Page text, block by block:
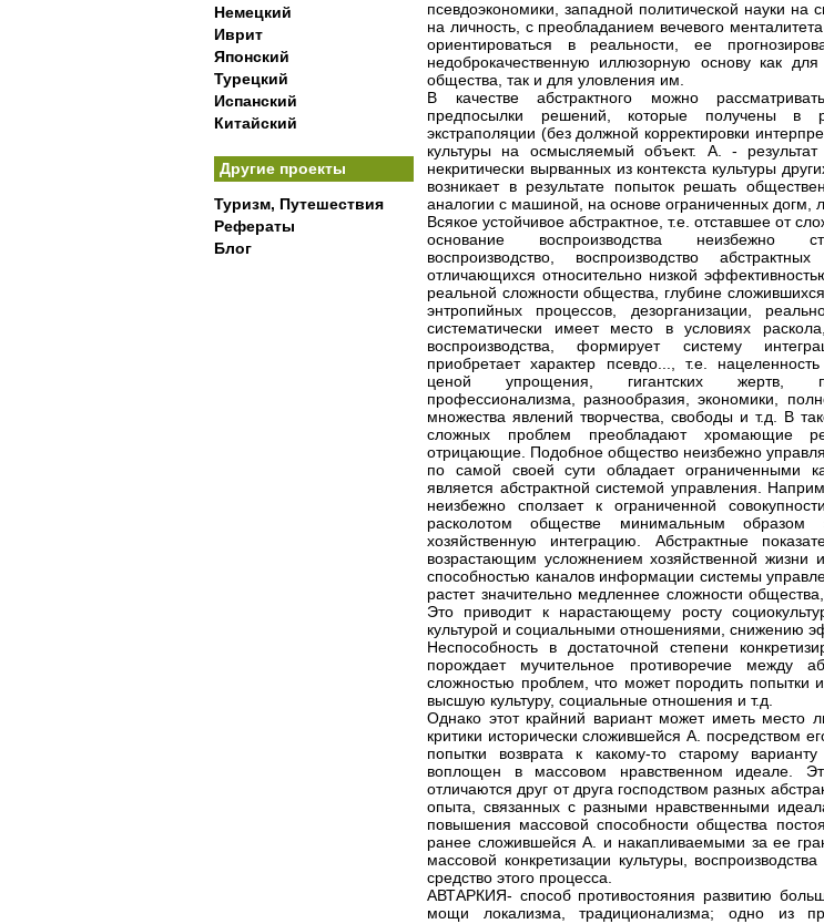
Немецкий
Иврит
Японский
Турецкий
Испанский
Китайский
Другие проекты
Туризм, Путешествия
Рефераты
Блог
псевдоэкономики, западной политической науки на
на личность, с преобладанием вечевого
ориентироваться в реальности, ее
недоброкачественную иллюзорную основу как
общества, так и для уловления им.
В качестве абстрактного можно
предпосылки решений, которые получены в
экстраполяции (без должной корректировки
культуры на осмысляемый объект. А. - результат
некритически вырванных из контекста культуры
возникает в результате попыток решать
аналогии с машиной, на основе ограниченных
Всякое устойчивое абстрактное, т.е. отставшее от
основание воспроизводства неизбежно
воспроизводство, воспроизводство
отличающихся относительно низкой
реальной сложности общества, глубине
энтропийных процессов, дезорганизации,
систематически имеет место в условиях
воспроизводства, формирует систему
приобретает характер псевдо..., т.е.
ценой упрощения, гигантских жертв,
профессионализма, разнообразия, экономики,
множества явлений творчества, свободы и т.д. В
сложных проблем преобладают хромающие
отрицающие. Подобное общество неизбежно
по самой своей сути обладает ограниченными
является абстрактной системой управления.
неизбежно сползает к ограниченной
расколотом обществе минимальным образом
хозяйственную интеграцию. Абстрактные
возрастающим усложнением хозяйственной жизни
способностью каналов информации системы
растет значительно медленнее сложности
Это приводит к нарастающему росту
культурой и социальными отношениями, снижению
Неспособность в достаточной степени
порождает мучительное противоречие между
сложностью проблем, что может породить попытки
высшую культуру, социальные отношения и т.д.
Однако этот крайний вариант может иметь место
критики исторически сложившейся А. посредством
попытки возврата к какому-то старому
воплощен в массовом нравственном идеале.
отличаются друг от друга господством разных
опыта, связанных с разными нравственными
повышения массовой способности общества
ранее сложившейся А. и накапливаемыми за ее
массовой конкретизации культуры,
средство этого процесса.
АВТАРКИЯ- способ противостояния развитию
мощи локализма, традиционализма; одно из